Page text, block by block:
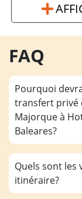
FAQ
Pourquoi
transfert privé
Majorque à
Baleares?
Quels sont les
itinéraire?